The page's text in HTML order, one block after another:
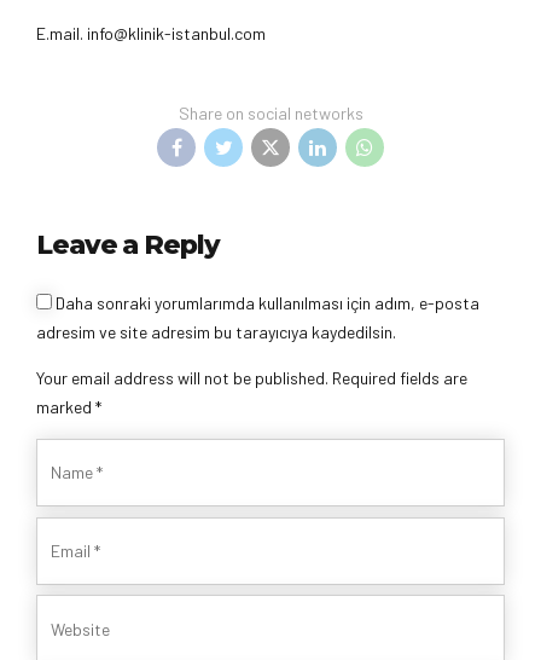
E.mail. info@klinik-istanbul.com
Share on social networks
Leave a Reply
Your email address will not be published. Required fields are
marked *
Daha sonraki yorumlarımda kullanılması için adım, e-posta
adresim ve site adresim bu tarayıcıya kaydedilsin.